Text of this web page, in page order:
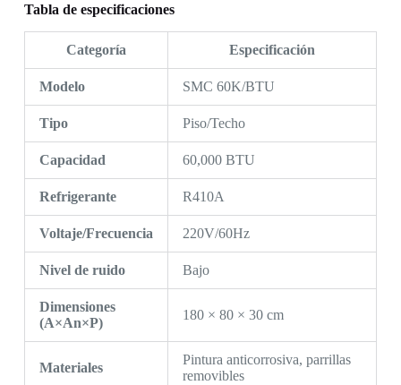
Tabla de especificaciones
Categoría Especificación
Modelo SMC 60K/BTU
Tipo Piso/Techo
Capacidad 60,000 BTU
Refrigerante R410A
Voltaje/Frecuencia 220V/60Hz
Nivel de ruido Bajo
Dimensiones
(A×An×P)
180 × 80 × 30 cm
Materiales
Pintura anticorrosiva, parrillas
removibles